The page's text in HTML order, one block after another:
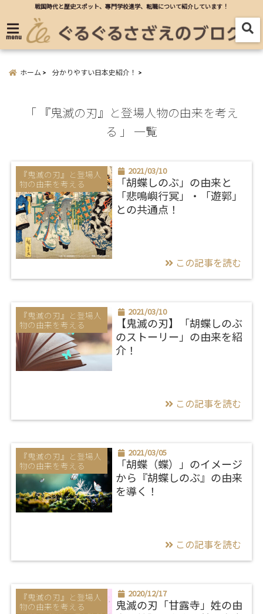
戦国時代と歴史スポット、專門学校進学、転職について紹介しています！
menu
ホーム 分かりやすい日本史紹介！
「 『鬼滅の刃』と登場人物の由来を考え
る 」 一覧
『鬼滅の刃』と登場人
物の由来を考える
2021/03/10
「胡蝶しのぶ」の由来と
「悲鳴嶼行冥」・「遊郭」
との共通点！
この記事を読む
『鬼滅の刃』と登場人
物の由来を考える
2021/03/10
【鬼滅の刃】「胡蝶しのぶ
のストーリー」の由来を紹
介！
この記事を読む
『鬼滅の刃』と登場人
物の由来を考える
2021/03/05
「胡蝶（蝶）」のイメージ
から『胡蝶しのぶ』の由来
を導く！
この記事を読む
『鬼滅の刃』と登場人
物の由来を考える
2020/12/17
鬼滅の刃「甘露寺」姓の由